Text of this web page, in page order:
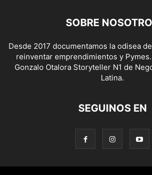
SOBRE
Desde 2017 documentamos la odisea
reinventar emprendimientos y
Gonzalo Otalora Storyteller N1 de
Latina.
SEGUINOS EN